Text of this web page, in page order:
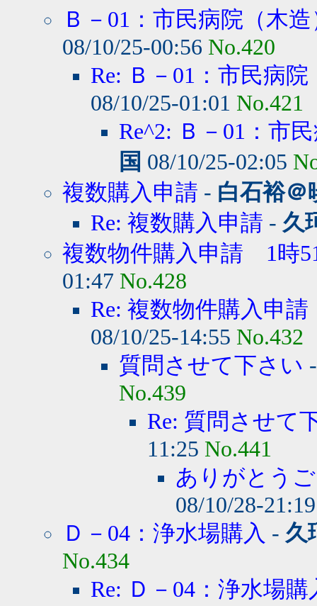
Ｂ－01：市民病院（木
08/10/25-00:56 No.420
Re: Ｂ－01：市民病
08/10/25-01:01 No.421
Re^2: Ｂ－01：市
国 08/10/25-02:05
複数購入申請 - 白石裕＠
Re: 複数購入申請 - 久
複数物件購入申請 1時
01:47 No.428
Re: 複数物件購入申
08/10/25-14:55 No.432
質問させて下さい
No.439
Re: 質問させて
11:25 No.441
ありがとう
08/10/28-
Ｄ－04：浄水場購入 - 久
No.434
Re: Ｄ－04：浄水場購